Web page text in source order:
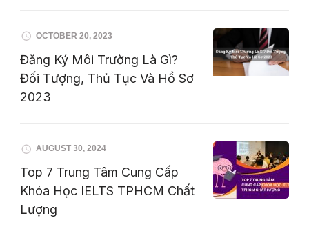
OCTOBER 20, 2023
Đăng Ký Môi Trường Là Gì?
Đối Tượng, Thủ Tục Và Hồ Sơ
2023
AUGUST 30, 2024
Top 7 Trung Tâm Cung Cấp
Khóa Học IELTS TPHCM Chất
Lượng